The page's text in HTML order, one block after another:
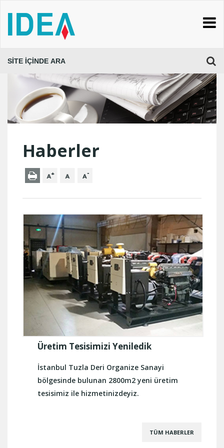
Haberler
Üretim Tesisimizi Yeniledik
İstanbul Tuzla Deri Organize Sanayi
bölgesinde bulunan 2800m2 yeni üretim
tesisimiz ile hizmetinizdeyiz.
TÜM HABERLER